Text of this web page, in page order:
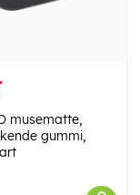
musematte,
gummi,